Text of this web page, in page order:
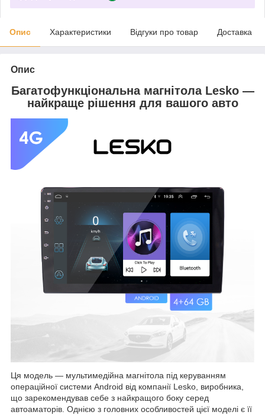
Опис Характеристики Відгуки про товар Доставка
Опис
Багатофункціональна магнітола Lesko —
найкраще рішення для вашого авто
Ця модель — мультимедійна магнітола під керуванням
операційної системи Android від компанії Lesko, виробника,
що зарекомендував себе з найкращого боку серед
автоаматорів. Однією з головних особливостей цієї моделі є її